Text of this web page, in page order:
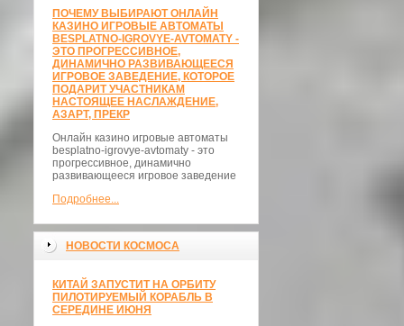
ПОЧЕМУ ВЫБИРАЮТ ОНЛАЙН
КАЗИНО ИГРОВЫЕ АВТОМАТЫ
BESPLATNO-IGROVYE-AVTOMATY -
ЭТО ПРОГРЕССИВНОЕ,
ДИНАМИЧНО РАЗВИВАЮЩЕЕСЯ
ИГРОВОЕ ЗАВЕДЕНИЕ, КОТОРОЕ
ПОДАРИТ УЧАСТНИКАМ
НАСТОЯЩЕЕ НАСЛАЖДЕНИЕ,
АЗАРТ, ПРЕКР
Онлайн казино игровые автоматы
besplatno-igrovye-avtomaty - это
прогрессивное, динамично
развивающееся игровое заведение
Подробнее...
НОВОСТИ КОСМОСА
КИТАЙ ЗАПУСТИТ НА ОРБИТУ
ПИЛОТИРУЕМЫЙ КОРАБЛЬ В
СЕРЕДИНЕ ИЮНЯ